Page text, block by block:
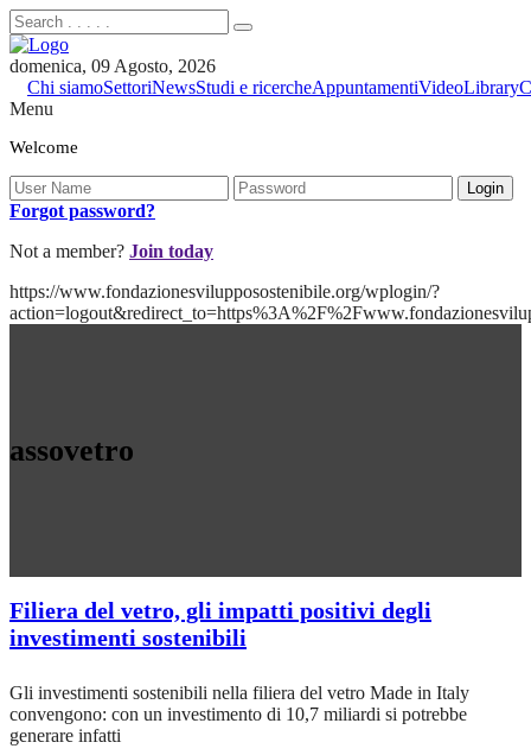
domenica, 09 Agosto, 2026
Chi siamoSettoriNewsStudi e ricercheAppuntamentiVideoLibrary
Menu
Welcome
Forgot password?
Not a member? Join today
https://www.fondazionesvilupposostenibile.org/wplogin/?
assovetro
Filiera del vetro, gli impatti positivi degli
investimenti sostenibili
Gli investimenti sostenibili nella filiera del vetro Made in Italy
convengono: con un investimento di 10,7 miliardi si potrebbe
generare infatti